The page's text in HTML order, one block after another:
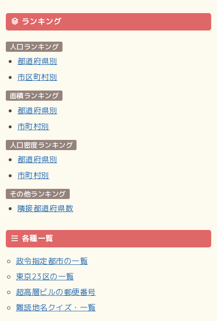
ランキング
人口ランキング
都道府県別
市区町村別
面積ランキング
都道府県別
市町村別
人口密度ランキング
都道府県別
市町村別
その他ランキング
隣接都道府県数
各種一覧
政令指定都市の一覧
東京23区の一覧
超高層ビルの郵便番号
難読地名クイズ・一覧